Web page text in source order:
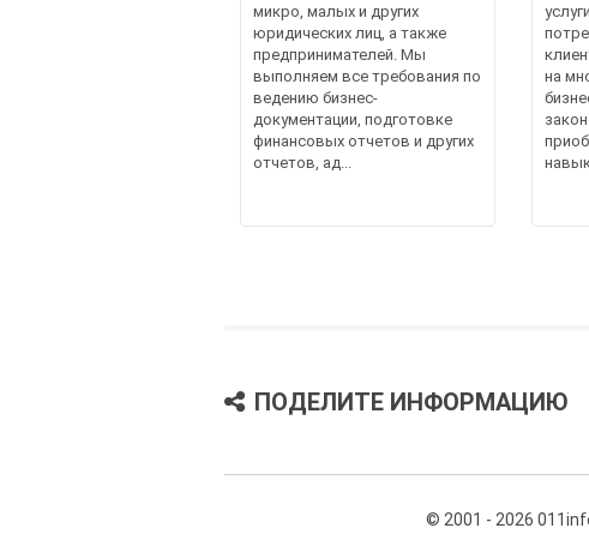
микро, малых и других
юридических лиц, а также
предпринимателей. Мы
выполняем все требования по
ведению бизнес-
документации, подготовке
финансовых отчетов и других
отчетов, ад...
на
ПОДЕЛИТЕ ИНФОРМАЦИЮ
© 2001 - 2026